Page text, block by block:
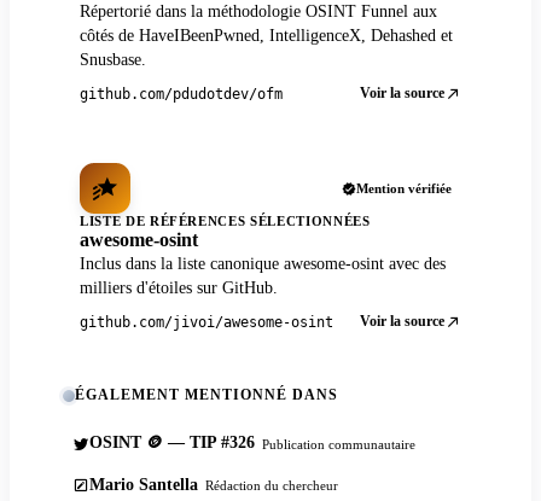
Répertorié dans la méthodologie OSINT Funnel aux
côtés de HaveIBeenPwned, IntelligenceX, Dehashed et
Snusbase.
github.com/pdudotdev/ofm Voir la source
Mention vérifiée
LISTE DE RÉFÉRENCES SÉLECTIONNÉES
awesome-osint
Inclus dans la liste canonique awesome-osint avec des
milliers d'étoiles sur GitHub.
github.com/jivoi/awesome-osint Voir la source
ÉGALEMENT MENTIONNÉ DANS
OSINT 🪙 — TIP #326 Publication communautaire
Mario Santella Rédaction du chercheur